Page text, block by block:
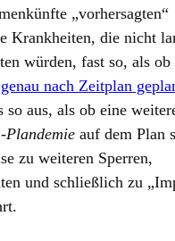
„vorhersagten“
Krankheiten, die nicht
würden, fast so, als ob
nach Zeitplan
so aus, als ob eine
-Plandemie auf dem Plan
zu weiteren Sperren,
und schließlich zu